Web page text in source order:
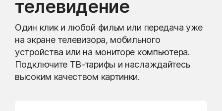
телевидение
Один клик и любой фильм или передача уже
на экране телевизора, мобильного
устройства или на мониторе компьютера.
Подключите ТВ-тарифы и наслаждайтесь
высоким качеством картинки.